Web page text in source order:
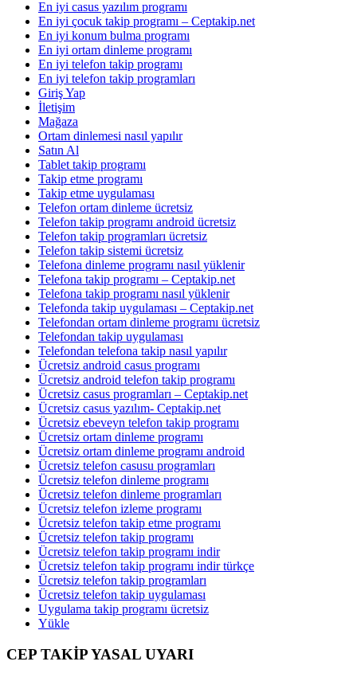
En iyi casus yazılım programı
En iyi çocuk takip programı – Ceptakip.net
En iyi konum bulma programı
En iyi ortam dinleme programı
En iyi telefon takip programı
En iyi telefon takip programları
Giriş Yap
İletişim
Mağaza
Ortam dinlemesi nasıl yapılır
Satın Al
Tablet takip programı
Takip etme programı
Takip etme uygulaması
Telefon ortam dinleme ücretsiz
Telefon takip programı android ücretsiz
Telefon takip programları ücretsiz
Telefon takip sistemi ücretsiz
Telefona dinleme programı nasıl yüklenir
Telefona takip programı – Ceptakip.net
Telefona takip programı nasıl yüklenir
Telefonda takip uygulaması – Ceptakip.net
Telefondan ortam dinleme programı ücretsiz
Telefondan takip uygulaması
Telefondan telefona takip nasıl yapılır
Ücretsiz android casus programı
Ücretsiz android telefon takip programı
Ücretsiz casus programları – Ceptakip.net
Ücretsiz casus yazılım- Ceptakip.net
Ücretsiz ebeveyn telefon takip programı
Ücretsiz ortam dinleme programı
Ücretsiz ortam dinleme programı android
Ücretsiz telefon casusu programları
Ücretsiz telefon dinleme programı
Ücretsiz telefon dinleme programları
Ücretsiz telefon izleme programı
Ücretsiz telefon takip etme programı
Ücretsiz telefon takip programı
Ücretsiz telefon takip programı indir
Ücretsiz telefon takip programı indir türkçe
Ücretsiz telefon takip programları
Ücretsiz telefon takip uygulaması
Uygulama takip programı ücretsiz
Yükle
CEP TAKİP YASAL UYARI